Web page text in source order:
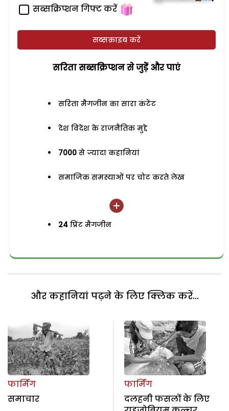
सब्सक्रिप्शन गिफ्ट करें
सब्सक्राइब करें
सरिता सब्सक्रिप्शन से जुड़ेें और पाएं
सरिता मैगजीन का सारा कंटेंट
देश विदेश के राजनैतिक मुद्दे
7000 से ज्यादा कहानियां
समाजिक समस्याओं पर चोट करते लेख
24 प्रिंट मैगजीन
और कहानियां पढ़ने के लिए क्लिक करें...
फार्मिंग
समाचार
फार्मिंग
दलहनी फसलों के लिए